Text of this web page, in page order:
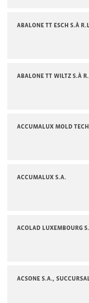
ABALONE TT ESCH S.À
ABALONE TT WILTZ S.À
ACCUMALUX MOLD
ACCUMALUX S.A.
ACOLAD LUXEMBOURG
ACSONE S.A.,